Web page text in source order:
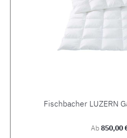
Fischbacher LUZERN
Regulärer
Ab850,00